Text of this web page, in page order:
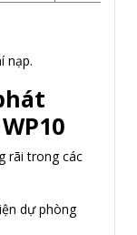
nạp.
rãi trong các
dự phòng